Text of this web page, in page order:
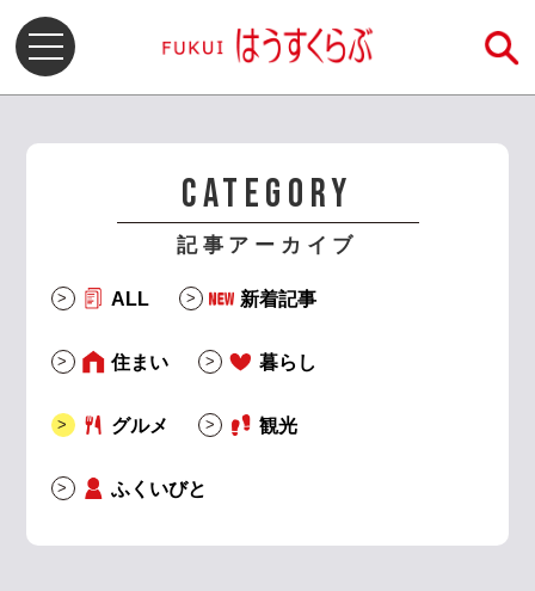
CATEGORY
記事アーカイブ
ALL 新着記事
住まい 暮らし
グルメ 観光
ふくいびと